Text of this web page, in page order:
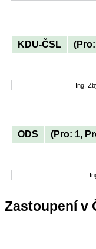
KDU-ČSL
Ing.
ODS (Pro: 1,
Zastoupení v